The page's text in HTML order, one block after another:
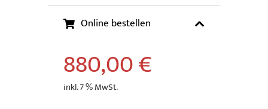
Online bestellen
880,00€
inkl. 7 % MwSt.